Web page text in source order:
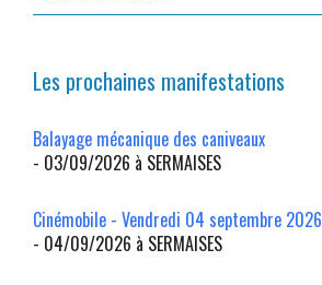
Les prochaines manifestations
Balayage mécanique des caniveaux
- 03/09/2026 à SERMAISES
Cinémobile - Vendredi 04 septembre 2026
- 04/09/2026 à SERMAISES